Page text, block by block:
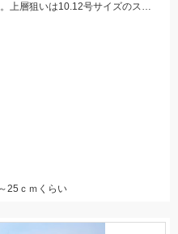
深場は20号、中層狙いは15号でOKです。上層狙いは10.12号サイズのスッテでスローな釣りも有効です。
25ｃｍくらい